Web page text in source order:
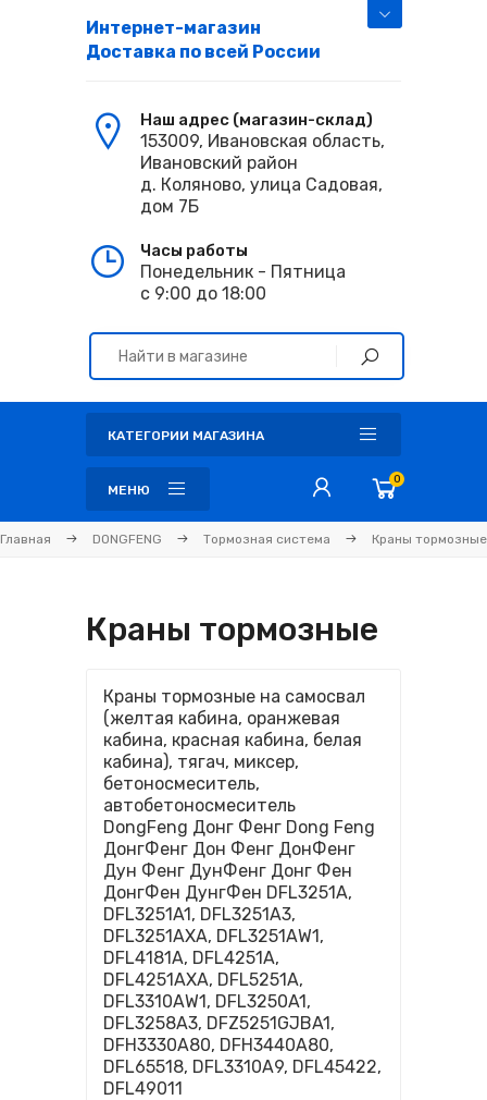
Интернет-магазин
Доставка по всей России
Наш адрес (магазин-склад)
153009, Ивановская область,
Ивановский район
д. Коляново, улица Садовая,
дом 7Б
Часы работы
Понедельник - Пятница
с 9:00 до 18:00
КАТЕГОРИИ МАГАЗИНА
МЕНЮ
0
Главная DONGFENG Тормозная система Краны тормозные
Краны тормозные
Краны тормозные на самосвал
(желтая кабина, оранжевая
кабина, красная кабина, белая
кабина), тягач, миксер,
бетоносмеситель,
автобетоносмеситель
DongFeng Донг Фенг Dong Feng
ДонгФенг Дон Фенг ДонФенг
Дун Фенг ДунФенг Донг Фен
ДонгФен ДунгФен DFL3251A,
DFL3251A1, DFL3251A3,
DFL3251AXA, DFL3251AW1,
DFL4181A, DFL4251A,
DFL4251AXA, DFL5251A,
DFL3310AW1, DFL3250A1,
DFL3258A3, DFZ5251GJBA1,
DFH3330A80, DFH3440A80,
DFL65518, DFL3310A9, DFL45422,
DFL49011